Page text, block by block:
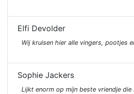
Elfi Devolder
Wij kruisen hier alle vingers, pootjes
Sophie Jackers
Lijkt enorm op mijn beste vriendje die